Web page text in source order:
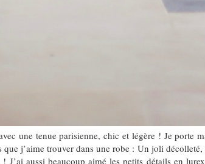
une tenue parisienne, chic et légère ! Je porte
j’aime trouver dans une robe : Un joli
aussi beaucoup aimé les petits détails en